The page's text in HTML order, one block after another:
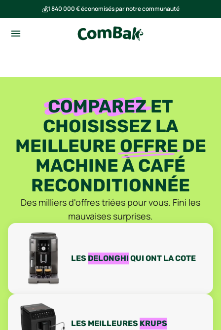
💰1 840 000 € économisés par notre communauté
COMPAREZET
CHOISISSEZ LA
MEILLEURE OFFREDE
MACHINE À CAFÉ
RECONDITIONNÉE
Des milliers d'offres triées pour vous. Fini les
mauvaises surprises.
LES DELONGHI QUI ONT LA COTE
LES MEILLEURES KRUPS